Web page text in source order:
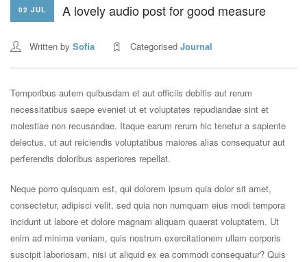
02 JUL A lovely audio post for good measure
Written by Sofia Categorised Journal
Temporibus autem quibusdam et aut officiis debitis aut rerum
necessitatibus saepe eveniet ut et voluptates repudiandae sint et
molestiae non recusandae. Itaque earum rerum hic tenetur a sapiente
delectus, ut aut reiciendis voluptatibus maiores alias consequatur aut
perferendis doloribus asperiores repellat.
Neque porro quisquam est, qui dolorem ipsum quia dolor sit amet,
consectetur, adipisci velit, sed quia non numquam eius modi tempora
incidunt ut labore et dolore magnam aliquam quaerat voluptatem. Ut
enim ad minima veniam, quis nostrum exercitationem ullam corporis
suscipit laboriosam, nisi ut aliquid ex ea commodi consequatur? Quis